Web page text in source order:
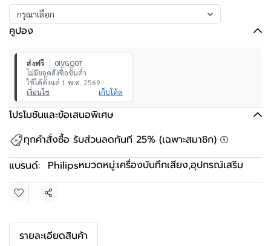
กรุณาเลือก
คูปอง
ส่งฟรี
0IVGQ07
ไม่มียอดสั่งซื้อขั้นต่ำ
ใช้ได้ตั้งแต่ 1 พ.ค. 2569
เงื่อนไข
เก็บโค้ด
โปรโมชันและข้อเสนอพิเศษ
ทุกคำสั่งซื้อ รับส่วนลดทันที 25% (เฉพาะสมาชิก)
แบรนด์: Philipsหมวดหมู่:เครื่องบันทึกเสียง,อุปกรณ์เสริม
แชร์
รายละเอียดสินค้า